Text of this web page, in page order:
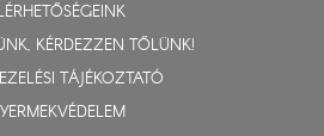
KÉRDEZZEN TŐLÜNK!
TÁJÉKOZTATÓ